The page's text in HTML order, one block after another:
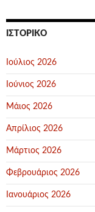
ΙΣΤΟΡΙΚΌ
Ιούλιος 2026
Ιούνιος 2026
Μάιος 2026
Απρίλιος 2026
Μάρτιος 2026
Φεβρουάριος 2026
Ιανουάριος 2026